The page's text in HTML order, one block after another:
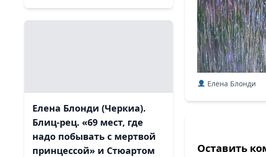
Елена Блонди (Черкиа).
Блиц-рец. «69 мест, где
надо побывать с мертвой
принцессой» и Стюартом
Елена Блонди
Оставить